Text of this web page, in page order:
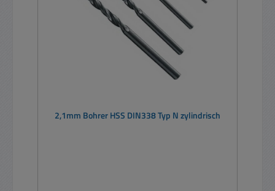
2,1mm Bohrer HSS DIN338 Typ N zylindrisch